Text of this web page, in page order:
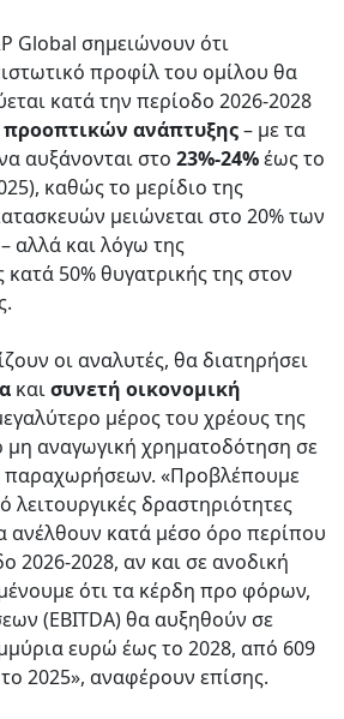
Global σημειώνουν ότι
προφίλ του ομίλου θα
κατά την περίοδο 2026-2028
ανάπτυξης– με τα
αυξάνονται στο 23%-24%έως το
καθώς το μερίδιο της
μειώνεται στο 20% των
αλλά και λόγω της
50% θυγατρικής της στον
οι αναλυτές, θα διατηρήσει
καισυνετή οικονομική
μέρος του χρέους της
μη αναγωγική χρηματοδότηση σε
παραχωρήσεων. «Προβλέπουμε
λειτουργικές δραστηριότητες
ανέλθουν κατά μέσο όρο περίπου
2026-2028, αν και σε ανοδική
ότι τα κέρδη προ φόρων,
(EBITDA) θα αυξηθούν σε
ευρώ έως το 2028, από 609
2025», αναφέρουν επίσης.